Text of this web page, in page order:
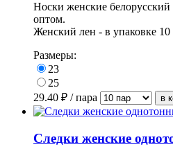
Носки женские
оптом.
Женский лен - в упаковке 10
Размеры:
23
25
29.40 ₽ / пара
Следки женские